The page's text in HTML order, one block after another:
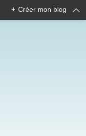
+ Créer mon blog